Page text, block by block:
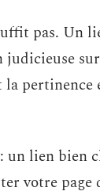
pas. Un
judicieuse
pertinence
un lien bien
votre